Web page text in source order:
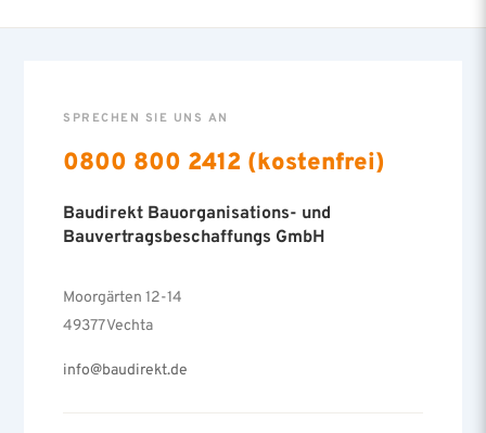
SPRECHEN SIE UNS AN
0800 800 2412 (kostenfrei)
Baudirekt Bauorganisations- und
Bauvertragsbeschaffungs GmbH
Moorgärten 12-14
49377 Vechta
info@baudirekt.de